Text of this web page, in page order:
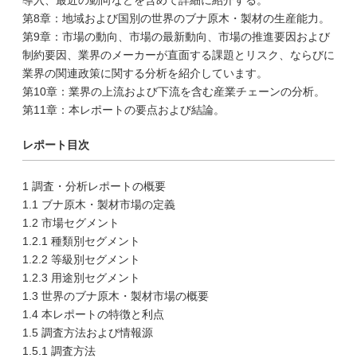
第8章：地域および国別の世界のブナ原木・製材の生産能力。
第9章：市場の動向、市場の最新動向、市場の推進要因および
制約要因、業界のメーカーが直面する課題とリスク、ならびに
業界の関連政策に関する分析を紹介しています。
第10章：業界の上流および下流を含む産業チェーンの分析。
第11章：本レポートの要点および結論。
レポート目次
1 調査・分析レポートの概要
1.1 ブナ原木・製材市場の定義
1.2 市場セグメント
1.2.1 種類別セグメント
1.2.2 等級別セグメント
1.2.3 用途別セグメント
1.3 世界のブナ原木・製材市場の概要
1.4 本レポートの特徴と利点
1.5 調査方法および情報源
1.5.1 調査方法